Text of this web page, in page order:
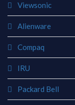
Viewsonic
Alienware
Compaq
IRU
Packard Bell